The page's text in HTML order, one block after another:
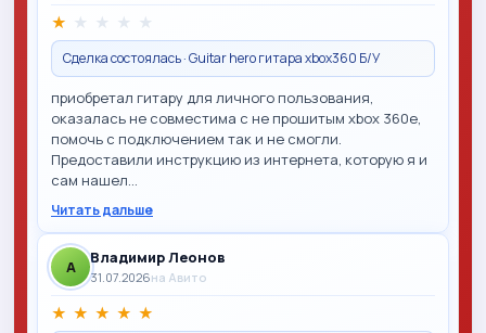
★ ★ ★ ★ ★
Сделка состоялась · Guitar hero гитара xbox360 Б/У
приобретал гитару для личного пользования,
оказалась не совместима с не прошитым xbox 360e,
помочь с подключением так и не смогли.
Предоставили инструкцию из интернета, которую я и
сам нашел…
Читать дальше
A Владимир Леонов
31.07.2026на Авито
★ ★ ★ ★ ★